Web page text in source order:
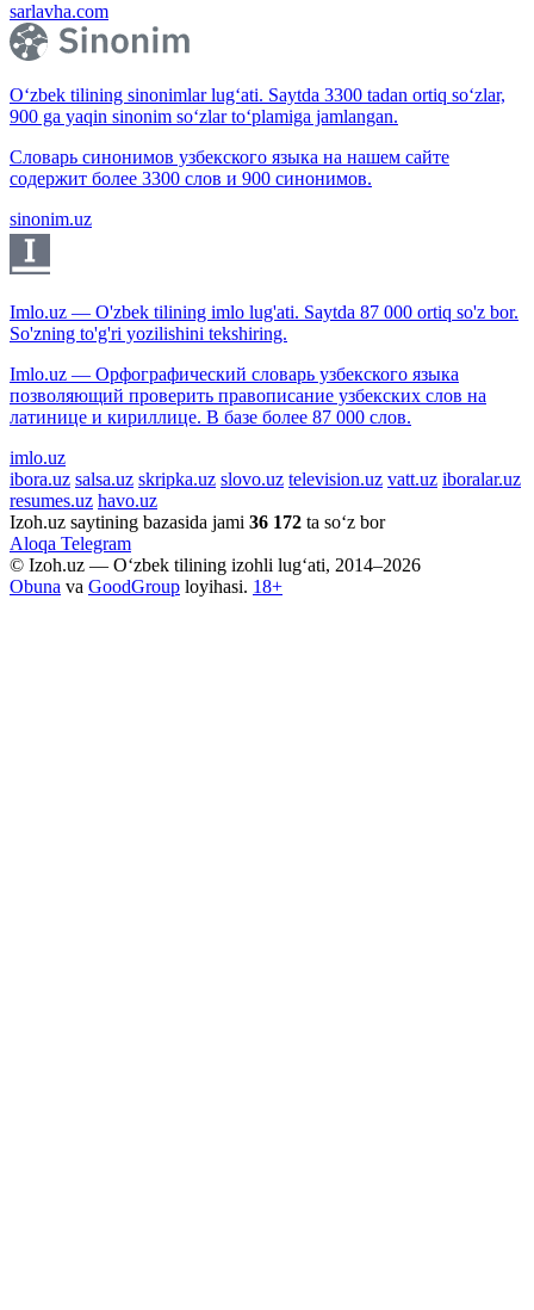
sarlavha.com
O‘zbek tilining sinonimlar lug‘ati. Saytda 3300 tadan ortiq so‘zlar,
900 ga yaqin sinonim so‘zlar to‘plamiga jamlangan.
Словарь синонимов узбекского языка на нашем сайте
содержит более 3300 слов и 900 синонимов.
sinonim.uz
Imlo.uz — O'zbek tilining imlo lug'ati. Saytda 87 000 ortiq so'z bor.
So'zning to'g'ri yozilishini tekshiring.
Imlo.uz — Орфографический словарь узбекского языка
позволяющий проверить правописание узбекских слов на
латинице и кириллице. В базе более 87 000 слов.
imlo.uz
ibora.uz salsa.uz skripka.uz slovo.uz television.uz vatt.uz iboralar.uz
resumes.uz havo.uz
Izoh.uz saytining bazasida jami 36 172 ta so‘z bor
Aloqa Telegram
© Izoh.uz — O‘zbek tilining izohli lug‘ati, 2014–2026
Obuna va GoodGroup loyihasi. 18+